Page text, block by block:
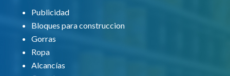
Publicidad
Bloques para construccion
Gorras
Ropa
Alcancías